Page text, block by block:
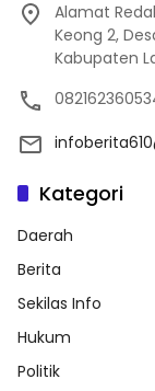
Alamat
Keong 2,
Kabupaten
Kategori
Daerah
Berita
Sekilas Info
Hukum
Politik